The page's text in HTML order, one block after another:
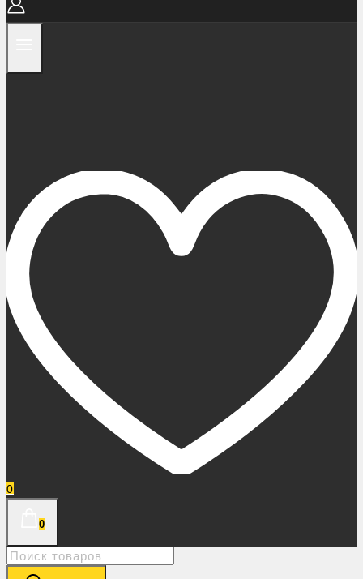
0
0
Search
for: